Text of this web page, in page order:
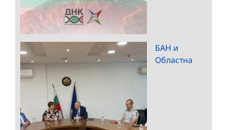
БАН и
Областна